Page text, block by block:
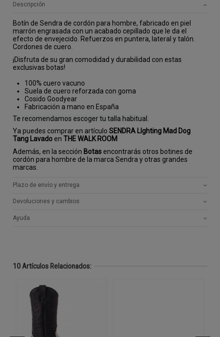
Descripción
Botín de Sendra de cordón para hombre, fabricado en piel
marrón engrasada con un acabado cepillado que le da el
efecto de envejecido. Refuerzos en puntera, lateral y talón.
Cordones de cuero.
¡Disfruta de su gran comodidad y durabilidad con estas
exclusivas botas!
100% cuero vacuno
Suela de cuero reforzada con goma
Cosido Goodyear
Fabricación a mano en España
Te recomendamos escoger tu talla habitual.
Ya puedes comprar en artículoSENDRA LIghting Mad Dog
Tang Lavado enTHE WALK ROOM
Además, en la sección Botas encontrarás otros botines de
cordón para hombre de la marca Sendra y otras grandes
marcas.
Plazo de envío y entrega
Devoluciones y cambios
Ayuda
10 Artículos Relacionados: